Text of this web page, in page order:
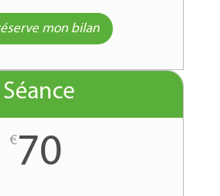
mon bilan
Séance
€70